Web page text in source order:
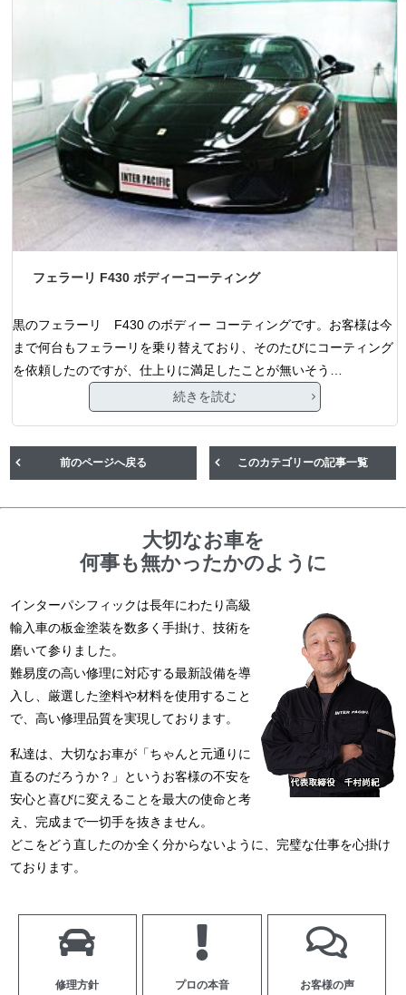
フェラーリ F430 ボディーコーティング
黒のフェラーリ F430 のボディー コーティングです。お客様は今
まで何台もフェラーリを乗り替えており、そのたびにコーティング
を依頼したのですが、仕上りに満足したことが無いそう…
続きを読む
前のページへ戻る このカテゴリーの記事一覧
大切なお車を
何事も無かったかのように
インターパシフィックは長年にわたり高級
輸入車の板金塗装を数多く手掛け、技術を
磨いて参りました。
難易度の高い修理に対応する最新設備を導
入し、厳選した塗料や材料を使用すること
で、高い修理品質を実現しております。
私達は、大切なお車が「ちゃんと元通りに
直るのだろうか？」というお客様の不安を
安心と喜びに変えることを最大の使命と考
え、完成まで一切手を抜きません。
どこをどう直したのか全く分からないように、完璧な仕事を心掛け
ております。
修理方針 プロの本音 お客様の声